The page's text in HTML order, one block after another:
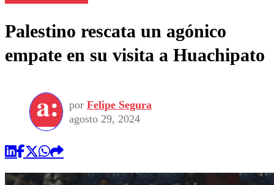
Palestino rescata un agónico
empate en su visita a Huachipato
por Felipe Segura
agosto 29, 2024